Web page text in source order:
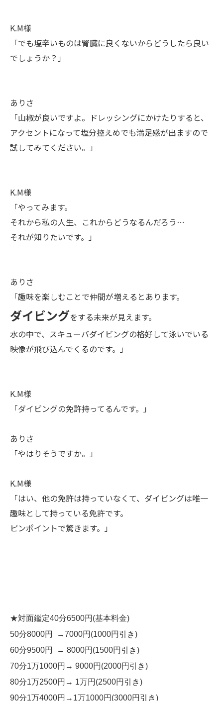
K.M様
「でも塩辛いものは腎臓に良くないからどうしたら良い
でしょうか？」
ありさ
「山椒が良いですよ。ドレッシングにかけたりすると、
アクセントになって塩分控えめでも満足感が出ますので
試してみてください。」
K.M様
「やってみます。
それから私の人生、これからどうなるんだろう⋯
それが知りたいです。」
ありさ
「趣味を楽しむことで仲間が増えるとあります。
ダイビングをする未来が見えます。
水の中で、スキューバダイビングの格好して泳いでいる
映像が飛び込んでくるのです。」
K.M様
「ダイビングの免許持ってるんです。」
ありさ
「やはりそうですか。」
K.M様
「はい、他の免許は持っていなくて、ダイビングは唯一
趣味として持っている免許です。
ピンポイントで驚きます。」
★対面鑑定40分6500円(基本料金)
50分8000円 →7000円(1000円引き)
60分9500円 → 8000円(1500円引き)
70分1万1000円→ 9000円(2000円引き)
80分1万2500円→ 1万円(2500円引き)
90分1万4000円→1万1000円(3000円引き)